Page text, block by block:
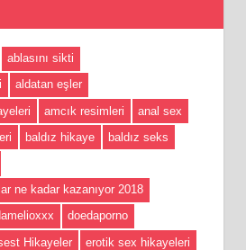
ablasını sikti
aldatan eşler
amcık resimleri
anal sex
baldız hikaye
baldız seks
ne kadar kazanıyor 2018
doedaporno
Hikayeler
erotik sex hikayeleri